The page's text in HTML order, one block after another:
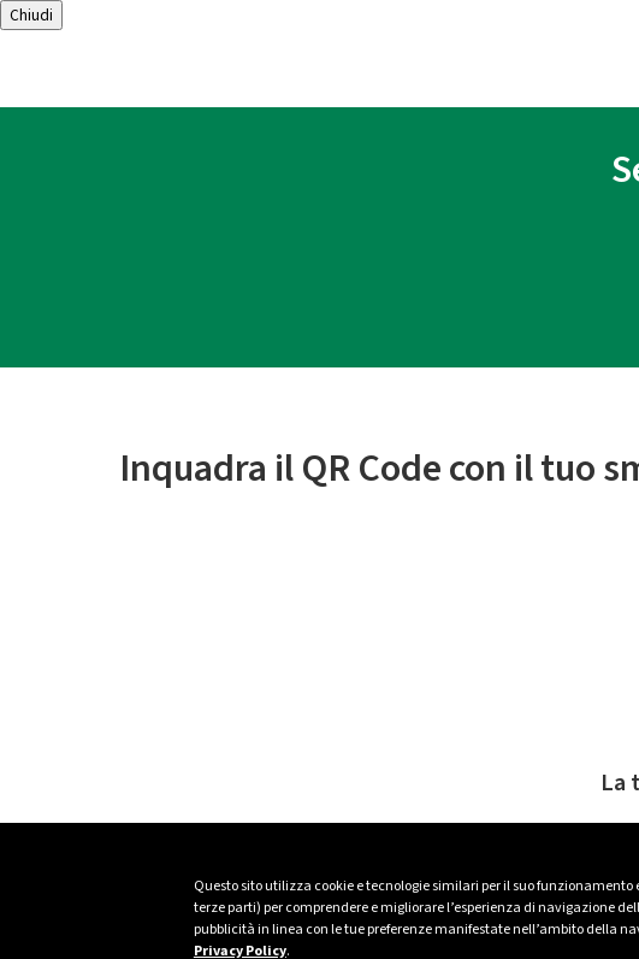
Questo sito utilizza cookie e tecnologie similari per il suo funzionamento
terze parti) per comprendere e migliorare l’esperienza di navigazione
pubblicità in linea con le tue preferenze manifestate nell’ambito della
Privacy Policy.
Chiudi
Inquadra il QR Code con il tuo
La